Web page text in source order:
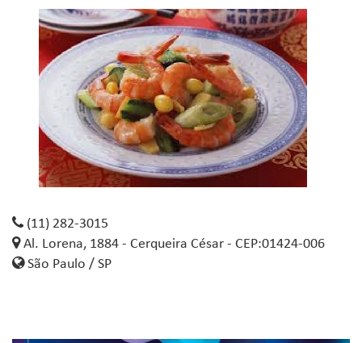
(11) 282-3015
Al. Lorena, 1884 - Cerqueira César - CEP:01424-006
São Paulo / SP